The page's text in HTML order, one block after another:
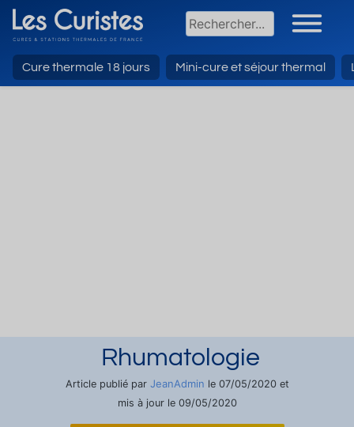
Cure thermale 18 jours Mini-cure et séjour thermal
Rhumatologie
Article publié par JeanAdmin le 07/05/2020 et
mis à jour le 09/05/2020